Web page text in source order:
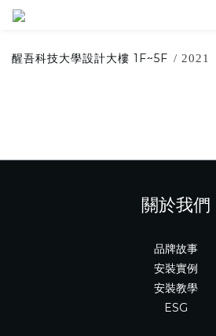
醒吾科技大學設計大樓 1F~5F / 2021
關於我們
品牌故事
安裝實例
安裝教學
ESG